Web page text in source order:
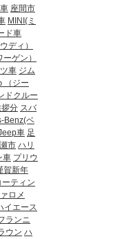
座間市
MINI(ミ
ド車
ディ）
ゲン）
車 ジム
（ジー
ドクルー
分 スバ
Benz(ベ
車 足
市 ハリ
車 プリウ
賀新年
ティン
ロメ
イエース
ランニ
ウン ハ